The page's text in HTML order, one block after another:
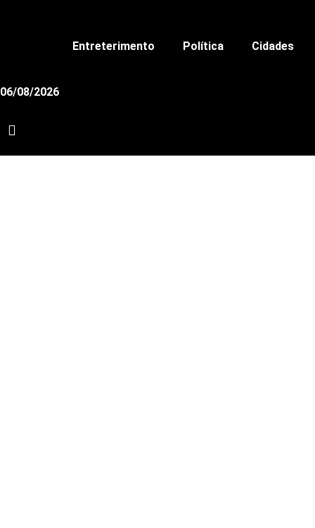
Entreterimento Política Cidades
06/08/2026